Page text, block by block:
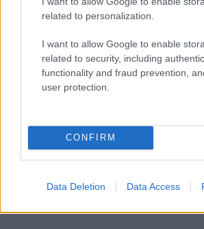
related to personalization.
I want to allow Google to enable
related to security, including
functionality and fraud prevention,
user protection.
CONFIRM
Data Deletion Data Access
dagadtos
16 éve
@Ledzi: Nehezet kérdezel, ha egy-
néhányat még nehéz is megtalálni
ugyanabból az évjáratból szeretnél
Az első bekezdésből van, ami
felsoroltakat jellemzően a